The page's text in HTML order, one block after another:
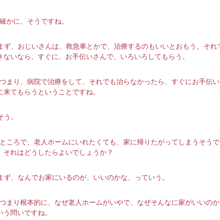
かに、そうですね。
ず、おじいさんは、救急車とかで、治療するのもいいとおもう。それ
ないなら、すぐに、お手伝いさんで、いろいろしてもらう。
まり、病院で治療をして、それでも治らなかったら、すぐにお手伝い
来てもらうということですね。
う。
ころで、老人ホームにいれたくても、家に帰りたがってしまうそう
それはどうしたらよいでしょうか？
ず、なんでお家にいるのが、いいのかな、っていう。
まり根本的に、なぜ老人ホームがいやで、なぜそんなに家がいいのか
う問いですね。